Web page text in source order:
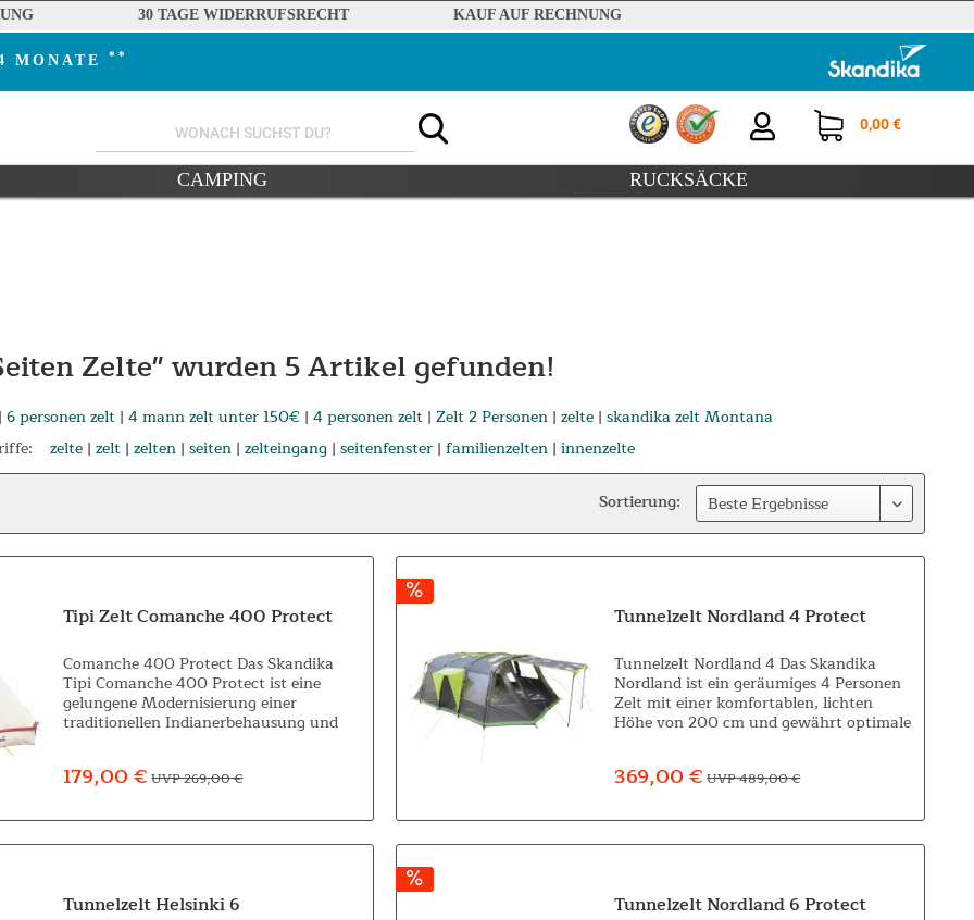
30 TAGE WIDERRUFSRECHT KAUF AUF RECHNUNG
MONATE **
0,00 €
CAMPING RUCKSÄCKE
Zelte" wurden5Artikel gefunden!
| 6 personen zelt | 4 mann zelt unter 150€ | 4 personen zelt | Zelt 2 Personen | zelte | skandika zelt Montana
zelte| zelt| zelten| seiten| zelteingang | seitenfenster| familienzelten| innenzelte
Sortierung:
Tipi Zelt Comanche 400 Protect
Comanche 400 Protect Das Skandika
Tipi Comanche 400 Protect ist eine
gelungene Modernisierung einer
traditionellen Indianerbehausung und
gewisse Etwas an...
179,00 € UVP 269,00 €
Tunnelzelt Nordland 4 Protect
Tunnelzelt Nordland 4 Das Skandika
Nordland ist ein geräumiges 4 Personen
Zelt mit einer komfortablen, lichten
Höhe von 200 cm und gewährt optimale
369,00 € UVP 489,00 €
Tunnelzelt Helsinki 6 Tunnelzelt Nordland 6 Protect